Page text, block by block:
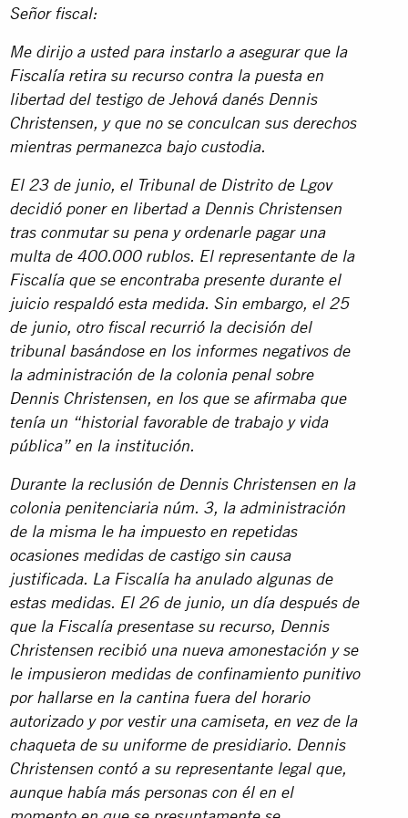
Señor fiscal:
Me dirijo a usted para instarlo a asegurar que la
Fiscalía retira su recurso contra la puesta en
libertad del testigo de Jehová danés Dennis
Christensen, y que no se conculcan sus derechos
mientras permanezca bajo custodia.
El 23 de junio, el Tribunal de Distrito de Lgov
decidió poner en libertad a Dennis Christensen
tras conmutar su pena y ordenarle pagar una
multa de 400.000 rublos. El representante de la
Fiscalía que se encontraba presente durante el
juicio respaldó esta medida. Sin embargo, el 25
de junio, otro fiscal recurrió la decisión del
tribunal basándose en los informes negativos de
la administración de la colonia penal sobre
Dennis Christensen, en los que se afirmaba que
tenía un “historial favorable de trabajo y vida
pública” en la institución.
Durante la reclusión de Dennis Christensen en la
colonia penitenciaria núm. 3, la administración
de la misma le ha impuesto en repetidas
ocasiones medidas de castigo sin causa
justificada. La Fiscalía ha anulado algunas de
estas medidas. El 26 de junio, un día después de
que la Fiscalía presentase su recurso, Dennis
Christensen recibió una nueva amonestación y se
le impusieron medidas de confinamiento punitivo
por hallarse en la cantina fuera del horario
autorizado y por vestir una camiseta, en vez de la
chaqueta de su uniforme de presidiario. Dennis
Christensen contó a su representante legal que,
aunque había más personas con él en el